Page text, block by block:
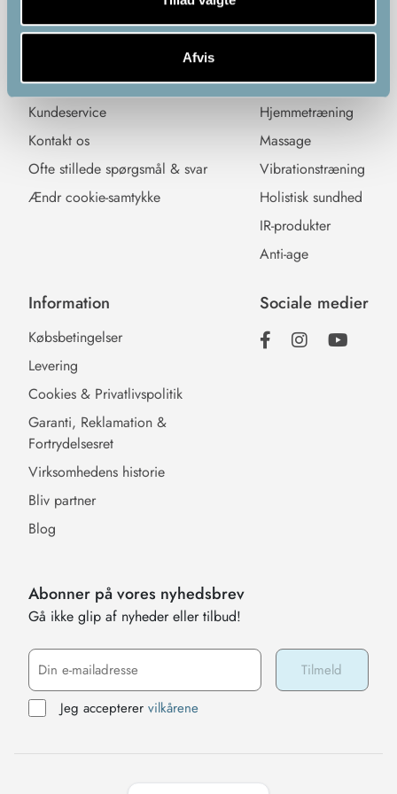
Afvis
på
Kundeservice
Kundeservice
Kontakt os
Ofte stillede spørgsmål & svar
Ændr cookie-samtykke
Kategorier
Hjemmetræning
Massage
Vibrationstræning
Holistisk sundhed
IR-produkter
Anti-age
Information
Købsbetingelser
Levering
Cookies & Privatlivspolitik
Garanti, Reklamation &
Fortrydelsesret
Virksomhedens historie
Bliv partner
Blog
Sociale medier
Abonner på vores nyhedsbrev
Gå ikke glip af nyheder eller tilbud!
Jeg accepterer vilkårene